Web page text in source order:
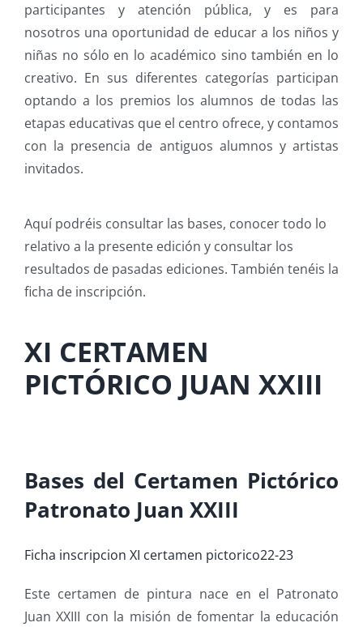
participantes y atención pública, y es para
nosotros una oportunidad de educar a los niños y
niñas no sólo en lo académico sino también en lo
creativo. En sus diferentes categorías participan
optando a los premios los alumnos de todas las
etapas educativas que el centro ofrece, y contamos
con la presencia de antiguos alumnos y artistas
invitados.
Aquí podréis consultar las bases, conocer todo lo
relativo a la presente edición y consultar los
resultados de pasadas ediciones. También tenéis la
ficha de inscripción.
XI CERTAMEN
PICTÓRICO JUAN XXIII
Bases del Certamen Pictórico
Patronato Juan XXIII
Ficha inscripcion XI certamen pictorico22-23
Este certamen de pintura nace en el Patronato
Juan XXIII con la misión de fomentar la educación